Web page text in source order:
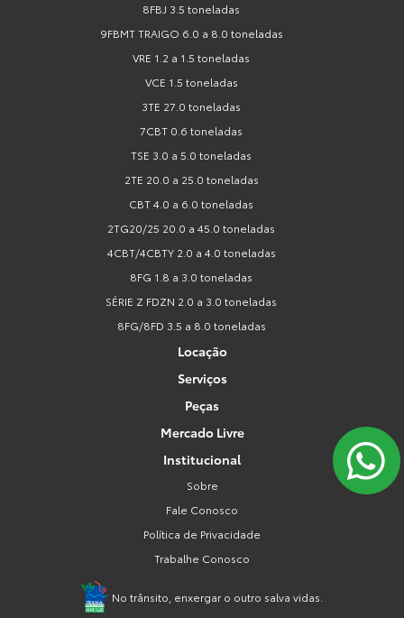
8FBJ 3.5 toneladas
9FBMT TRAIGO 6.0 a 8.0 toneladas
VRE 1.2 a 1.5 toneladas
VCE 1.5 toneladas
3TE 27.0 toneladas
7CBT 0.6 toneladas
TSE 3.0 a 5.0 toneladas
2TE 20.0 a 25.0 toneladas
CBT 4.0 a 6.0 toneladas
2TG20/25 20.0 a 45.0 toneladas
4CBT/4CBTY 2.0 a 4.0 toneladas
8FG 1.8 a 3.0 toneladas
SÉRIE Z FDZN 2.0 a 3.0 toneladas
8FG/8FD 3.5 a 8.0 toneladas
Locação
Serviços
Peças
Mercado Livre
Institucional
Sobre
Fale Conosco
Política de Privacidade
Trabalhe Conosco
No trânsito, enxergar o outro salva vidas.